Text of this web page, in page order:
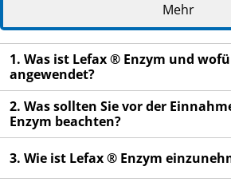
dieser Packungsbeilage
Anweisung Ihres Arztes/Ihrer
Apothekers/Apothekerin ein.
Heben Sie die Packungsbeilage
möchten Sie diese später
Fragen Sie Ihren Apotheker/
wenn Sie weitere
benötigen.
Wenn Sie Nebenwirkungen
Mehr
1. Was ist Lefax ® Enzym und
angewendet?
2. Was sollten Sie vor der
Enzym beachten?
3. Wie ist Lefax ® Enzym